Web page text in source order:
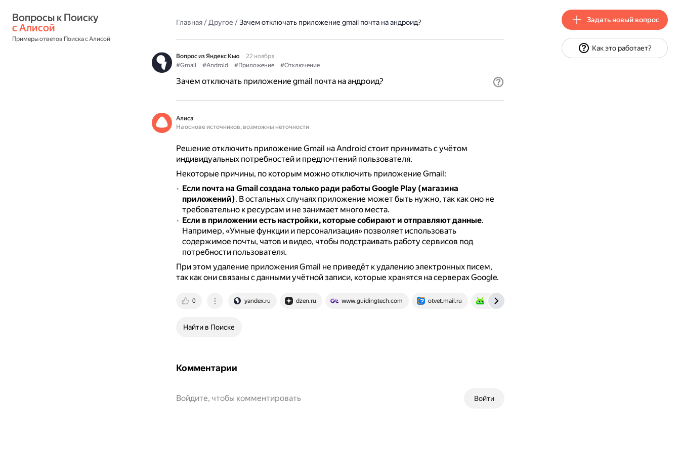
с Алисой
Примеры ответов Поиска с Алисой
Главная/Другое /Зачем отключать приложение gmail почта на андроид?
Вопрос из Яндекс Кью
22 ноября
#Gmail
#Android #Приложение #Отключение
Зачем отключать приложение gmail почта на андроид?
Алиса
На основе источников, возможны неточности
Решение отключить приложение Gmail на Android стоит принимать с учётом
индивидуальных потребностей и предпочтений пользователя.
Некоторые причины, по которым можно отключить приложение Gmail:
Если почта на Gmail создана только ради работы Google Play (магазина
приложений). В остальных случаях приложение может быть нужно, так как оно не
требовательно к ресурсам и не занимает много места.
Если в приложении есть настройки, которые собирают и отправляют данные.
Например, «Умные функции и персонализация» позволяет использовать
содержимое почты, чатов и видео, чтобы подстраивать работу сервисов под
потребности пользователя.
При этом удаление приложения Gmail не приведёт к удалению электронных писем,
так как они связаны с данными учётной записи, которые хранятся на серверах Google.
0 yandex.ru dzen.ru www.guidingtech.com otvet.mail.ru androidinsider.ru
Найти в Поиске
Комментарии
Войти
Войдите, чтобы комментировать
Задать новый вопрос
Как это работает?